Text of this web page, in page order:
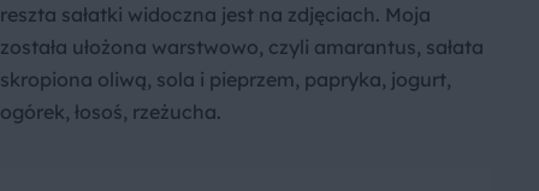
reszta sałatki widoczna jest na zdjęciach. Moja
została ułożona warstwowo, czyli amarantus, sałata
skropiona oliwą, sola i pieprzem, papryka, jogurt,
ogórek, łosoś, rzeżucha.